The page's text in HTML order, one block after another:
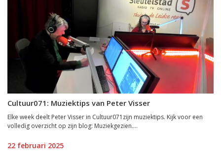
Cultuur071: Muziektips van Peter Visser
Elke week deelt Peter Visser in Cultuur071zijn muziektips. Kijk voor een
volledig overzicht op zijn blog: Muziekgezien....
22 februari 2025